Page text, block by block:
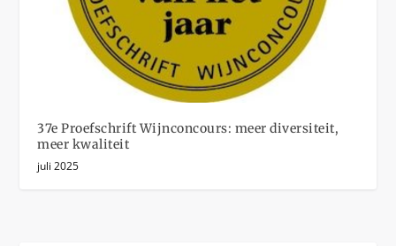
37e Proefschrift Wijnconcours: meer diversiteit,
meer kwaliteit
juli 2025